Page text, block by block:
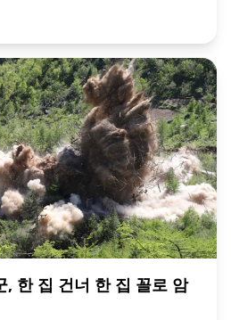
, 한 집 건너 한 집 꼴로 암